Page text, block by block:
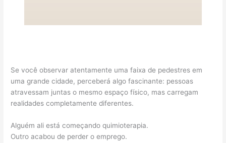
Se você observar atentamente uma faixa de pedestres em
uma grande cidade, perceberá algo fascinante: pessoas
atravessam juntas o mesmo espaço físico, mas carregam
realidades completamente diferentes.
Alguém ali está começando quimioterapia.
Outro acabou de perder o emprego.